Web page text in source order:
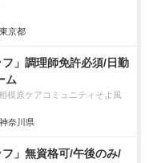
京都
フ」調理師免許必須/日勤
ム
模原ケアコミュニティそよ風
奈川県
フ」無資格可/午後のみ/